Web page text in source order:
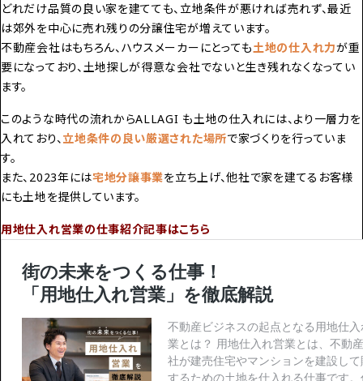
どれだけ品質の良い家を建てても、立地条件が悪ければ売れず、最近
は郊外を中心に売れ残りの分譲住宅が増えています。
不動産会社はもちろん、ハウスメーカーにとっても土地の仕入れ力が重
要になっており、土地探しが得意な会社でないと生き残れなくなってい
ます。
このような時代の流れからALLAGI も土地の仕入れには、より一層力を
入れており、立地条件の良い厳選された場所で家づくりを行っていま
す。
また、2023年には宅地分譲事業を立ち上げ、他社で家を建てるお客様
にも土地を提供しています。
用地仕入れ営業の仕事紹介記事はこちら